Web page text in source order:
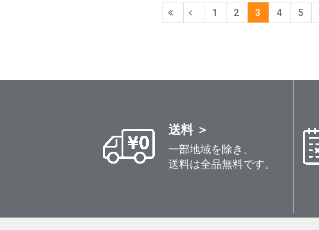
1 2 3 4 5
送料 ＞
一部地域を除き、
送料は全品無料です。